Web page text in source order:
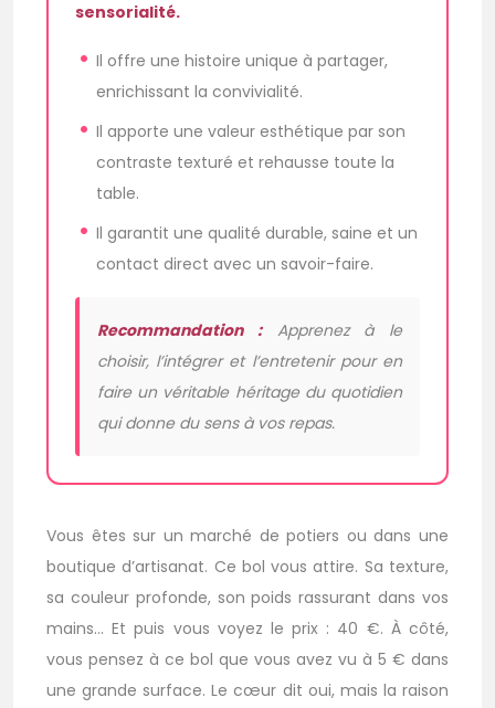
sensorialité.
Il offre une histoire unique à partager,
enrichissant la convivialité.
Il apporte une valeur esthétique par son
contraste texturé et rehausse toute la
table.
Il garantit une qualité durable, saine et un
contact direct avec un savoir-faire.
Recommandation :Apprenez à le
choisir, l’intégrer et l’entretenir pour en
faire un véritable héritage du quotidien
qui donne du sens à vos repas.
Vous êtes sur un marché de potiers ou dans une
boutique d’artisanat. Ce bol vous attire. Sa texture,
sa couleur profonde, son poids rassurant dans vos
mains… Et puis vous voyez le prix : 40 €. À côté,
vous pensez à ce bol que vous avez vu à 5 € dans
une grande surface. Le cœur dit oui, mais la raison